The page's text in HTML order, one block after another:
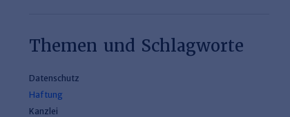
Themen und Schlagworte
Datenschutz
Haftung
Kanzlei